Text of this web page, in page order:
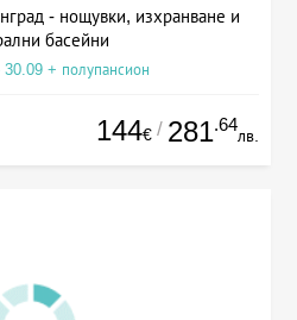
- нощувки, изхранване и
басейни
+ полупансион
144€ / 281.64
лв.